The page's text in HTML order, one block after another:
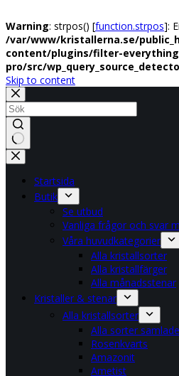
Warning: strpos() [function.strpos]:
/var/www/kristallerna.se/
content/plugins/filter-
pro/src/
Skip to content
No
results
Startsida
Butik
Se utbud
Vanliga frågor och svar
Våra huvudkategorier
Alla kristallsorter
Alla kristallfärger
Alla månadsstenar
Kristaller & stenar
Alla kristallsorter
Alla sorter samlade
Rosenkvarts
Amazonit
Ametist